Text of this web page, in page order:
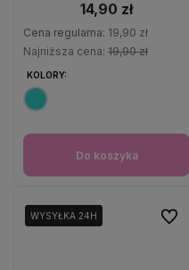
14,90 zł
Cena regularna: 19,90 zł
Najniższa cena: 19,90 zł
KOLORY:
Do koszyka
WYSYŁKA 24H
WYSYŁKA 24H Do